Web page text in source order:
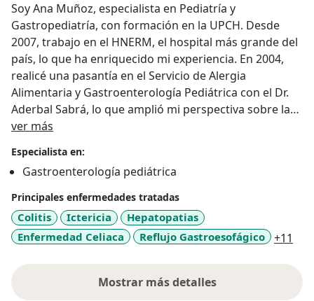
Soy Ana Muñoz, especialista en Pediatría y
Gastropediatría, con formación en la UPCH. Desde
2007, trabajo en el HNERM, el hospital más grande del
país, lo que ha enriquecido mi experiencia. En 2004,
realicé una pasantía en el Servicio de Alergia
Alimentaria y Gastroenterología Pediátrica con el Dr.
Aderbal Sabrá, lo que amplió mi perspectiva sobre las
alergias alimentarias en diversas condiciones.
apasiona ofrecer lo mejor a mis pacientes.
ver más
Especialista en:
Gastroenterología pediátrica
Principales enfermedades tratadas
Colitis Ictericia
Hepatopatias
Enfermedad Celiaca
Reflujo Gastroesofágico +11
Mostrar más detalles
sobre la experiencia